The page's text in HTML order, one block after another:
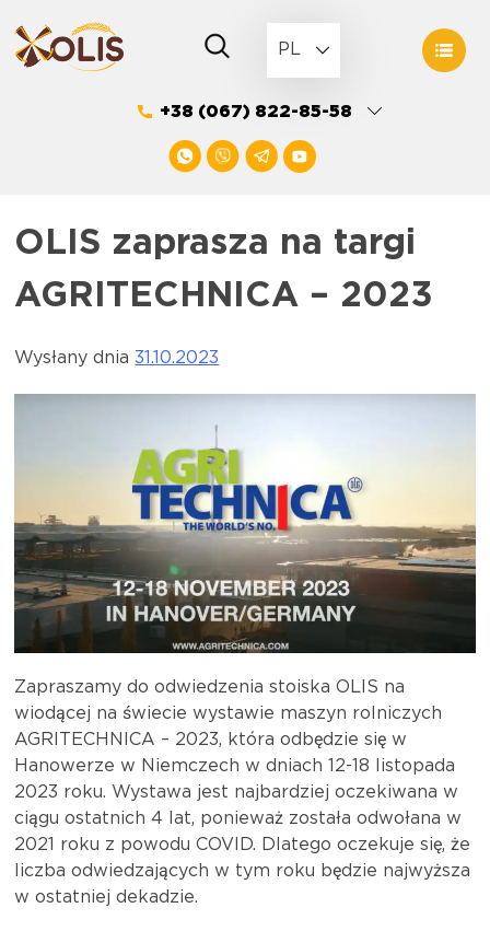
to
content
PL
+38 (067) 822-85-58
OLIS zaprasza na targi
AGRITECHNICA – 2023
Wysłany dnia31.10.2023
Zapraszamy do odwiedzenia stoiska OLIS na
wiodącej na świecie wystawie maszyn rolniczych
AGRITECHNICA – 2023, która odbędzie się w
Hanowerze w Niemczech w dniach 12-18 listopada
2023 roku. Wystawa jest najbardziej oczekiwana w
ciągu ostatnich 4 lat, ponieważ została odwołana w
2021 roku z powodu COVID. Dlatego oczekuje się, że
liczba odwiedzających w tym roku będzie najwyższa
w ostatniej dekadzie.